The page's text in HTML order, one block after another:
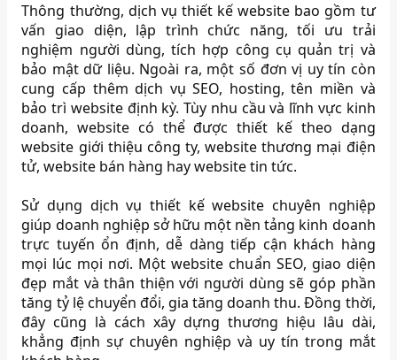
Thông thường, dịch vụ thiết kế website bao gồm tư
vấn giao diện, lập trình chức năng, tối ưu trải
nghiệm người dùng, tích hợp công cụ quản trị và
bảo mật dữ liệu. Ngoài ra, một số đơn vị uy tín còn
cung cấp thêm dịch vụ SEO, hosting, tên miền và
bảo trì website định kỳ. Tùy nhu cầu và lĩnh vực kinh
doanh, website có thể được thiết kế theo dạng
website giới thiệu công ty, website thương mại điện
tử, website bán hàng hay website tin tức.
Sử dụng dịch vụ thiết kế website chuyên nghiệp
giúp doanh nghiệp sở hữu một nền tảng kinh doanh
trực tuyến ổn định, dễ dàng tiếp cận khách hàng
mọi lúc mọi nơi. Một website chuẩn SEO, giao diện
đẹp mắt và thân thiện với người dùng sẽ góp phần
tăng tỷ lệ chuyển đổi, gia tăng doanh thu. Đồng thời,
đây cũng là cách xây dựng thương hiệu lâu dài,
khẳng định sự chuyên nghiệp và uy tín trong mắt